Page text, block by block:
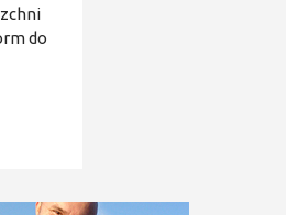
do